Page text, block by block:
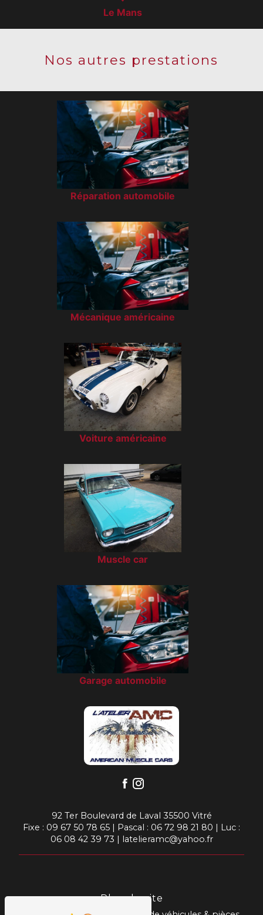
Le Mans
Nos autres prestations
Réparation automobile
Mécanique américaine
Voiture américaine
Muscle car
Garage automobile
92 Ter Boulevard de Laval 35500 Vitré
Fixe : 09 67 50 78 65 | Pascal : 06 72 98 21 80 | Luc :
06 08 42 39 73 | latelieramc@yahoo.fr
Plan du site